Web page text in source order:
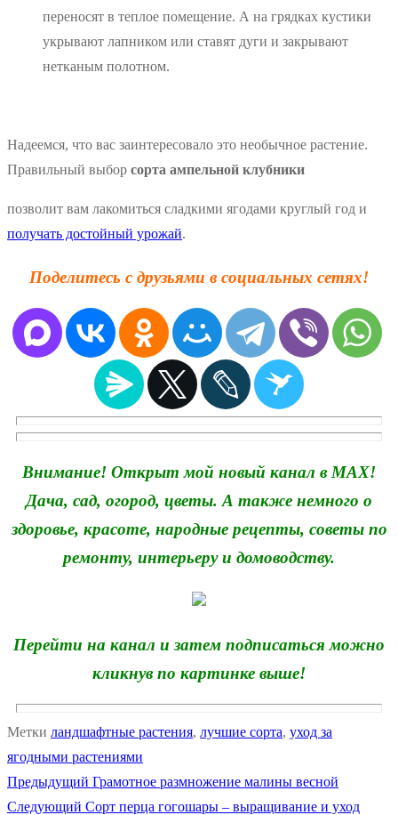
переносят в теплое помещение. А на грядках кустики
укрывают лапником или ставят дуги и закрывают
нетканым полотном.
Надеемся, что вас заинтересовало это необычное растение.
Правильный выбор сорта ампельной клубники
позволит вам лакомиться сладкими ягодами круглый год и
получать достойный урожай.
Поделитесь с друзьями в социальных сетях!
Внимание! Открыт мой новый канал в MAX!
Дача, сад, огород, цветы. А также немного о
здоровье, красоте, народные рецепты, советы по
ремонту, интерьеру и домоводству.
Перейти на канал и затем подписаться можно
кликнув по картинке выше!
Метки ландшафтные растения, лучшие сорта, уход за
ягодными растениями
Навигация
Предыдущий Предыдущая
запись:
Грамотное размножение малины весной
Следующий Следующая
Сорт перца гогошары – выращивание и уход